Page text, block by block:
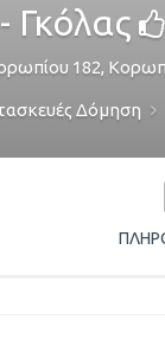
Γκόλας
182,
Δόμηση